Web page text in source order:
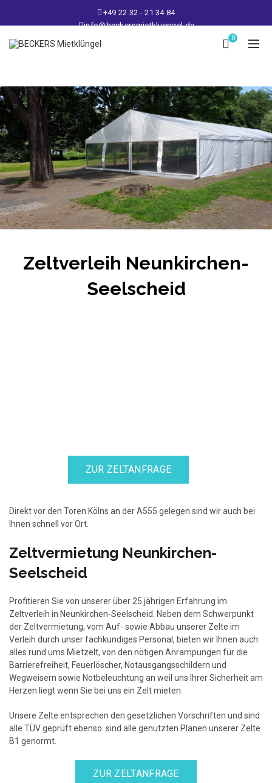
+49 22 32 - 21 34 84
info@beckersmietkluengel.de
Lager: Gutenbergstraße 1 - 50389 Wesseling
Mo - Fr: 9 – 17 Uhr, Sa: 9 – 12 Uhr
0
Zeltverleih Neunkirchen-
Seelscheid
ZUR ZELTANFRAGE
Direkt vor den Toren Kölns an der A555 gelegen sind wir auch bei
Ihnen schnell vor Ort.
Zeltvermietung Neunkirchen-
Seelscheid
Profitieren Sie von unserer über 25 jährigen Erfahrung im
Zeltverleih in Neunkirchen-Seelscheid. Neben dem Schwerpunkt
der Zeltvermietung, vom Auf- sowie Abbau unserer Zelte im
Verleih durch unser fachkundiges Personal, bieten wir Ihnen auch
alles rund ums Mietzelt, von den nötigen Anrampungen für die
Barrierefreiheit, Feuerlöscher, Notausgangsschildern und
Wegweisern sowie Notbeleuchtung an weil uns Ihrer Sicherheit am
Herzen liegt wenn Sie bei uns ein Zelt mieten.
Unsere Zelte entsprechen den gesetzlichen Vorschriften und sind
alle TÜV geprüft ebenso sind alle genutzten Planen unserer Zelte
B1 genormt.
ZUR ZELTANFRAGE